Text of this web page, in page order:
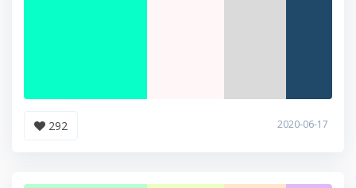
292 2020-06-17